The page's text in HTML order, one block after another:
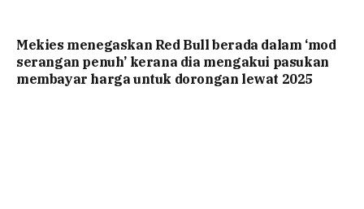
Mekies menegaskan Red Bull berada dalam ‘mod
serangan penuh’ kerana dia mengakui pasukan
membayar harga untuk dorongan lewat 2025